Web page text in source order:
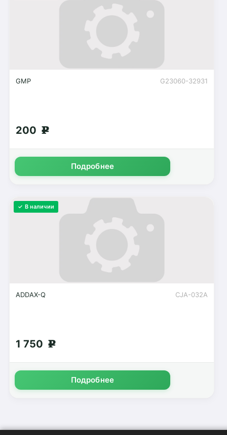
G23060-32931
GMP
200 g
Подробнее
✓ В наличии
CJA-032A
ADDAX-Q
1 750 g
Подробнее